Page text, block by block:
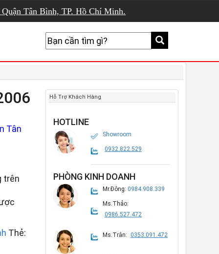
Tân Bình, TP. Hồ Chí Minh.
Tân
trên
Thẻ:
Hỗ Trợ Khách Hàng
HOTLINE
Showroom
0932.822.529
PHÒNG KINH DOANH
Mr.Đông: 0984.908.339
Ms.Thảo:
0986.527.472
Ms.Trân: 0353.091.472